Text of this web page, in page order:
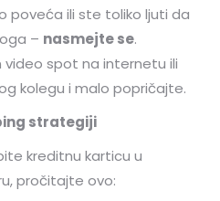
poveća ili ste toliko ljuti da
– nasmejte se.
spot na internetu ili
kolegu i malo popričajte.
strategiji
kreditnu karticu u
pročitajte ovo: